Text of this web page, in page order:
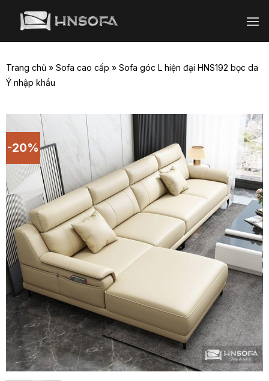
Trang chủ» Sofa cao cấp » Sofa góc L hiện đại HNS192 bọc da
Ý nhập khẩu
-20%